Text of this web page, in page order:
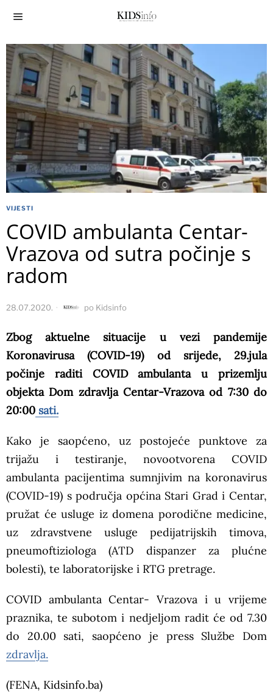
VIJESTI
COVID ambulanta Centar-
Vrazova od sutra počinje s
radom
28.07.2020. po Kidsinfo
Zbog aktuelne situacije u vezi pandemije
Koronavirusa (COVID-19) od srijede, 29.jula
počinje raditi COVID ambulanta u prizemlju
objekta Dom zdravlja Centar-Vrazova od 7:30 do
20:00 sati.
Kako je saopćeno, uz postojeće punktove za
trijažu i testiranje, novootvorena COVID
ambulanta pacijentima sumnjivim na koronavirus
(COVID-19) s područja općina Stari Grad i Centar,
pružat će usluge iz domena porodične medicine,
uz zdravstvene usluge pedijatrijskih timova,
pneumoftiziologa (ATD dispanzer za plućne
bolesti), te laboratorijske i RTG pretrage.
COVID ambulanta Centar- Vrazova i u vrijeme
praznika, te subotom i nedjeljom radit će od 7.30
do 20.00 sati, saopćeno je press Službe Dom
zdravlja.
(FENA, Kidsinfo.ba)